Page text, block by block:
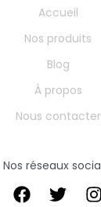
Accueil
Nos produits
Blog
À propos
Nous contacter
Nos réseaux